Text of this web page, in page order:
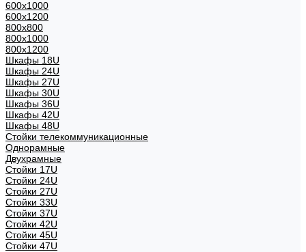
600х1000
600х1200
800x800
800х1000
800х1200
Шкафы 18U
Шкафы 24U
Шкафы 27U
Шкафы 30U
Шкафы 36U
Шкафы 42U
Шкафы 48U
Стойки телекоммуникационные
Однорамные
Двухрамные
Стойки 17U
Стойки 24U
Стойки 27U
Стойки 33U
Стойки 37U
Стойки 42U
Стойки 45U
Стойки 47U